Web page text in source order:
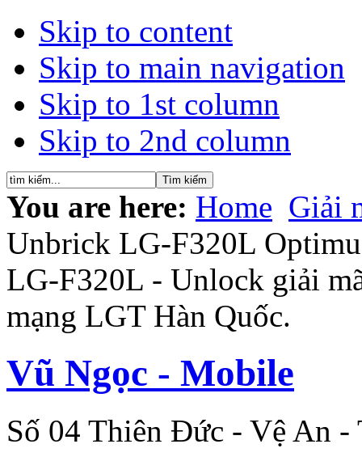
Skip to content
Skip to main navigation
Skip to 1st column
Skip to 2nd column
You are here: Home Giải
Unbrick LG-F320L
LG-F320L - Unlock giải
mạng LGT Hàn Quốc.
Vũ Ngọc - Mobile
Số 04 Thiên Đức - Vệ An